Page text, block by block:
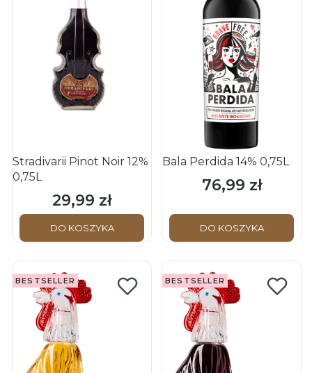
Stradivarii Pinot Noir 12%
0,75L
Cena
29,99 zł
DO KOSZYKA
Bala Perdida 14% 0,75L
Cena
76,99 zł
DO KOSZYKA
BESTSELLER BESTSELLER